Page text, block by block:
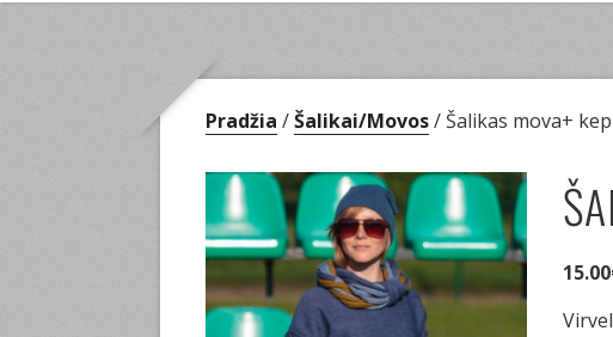
Pradžia /Šalikai/Movos/ Šalikas mova+
15.00